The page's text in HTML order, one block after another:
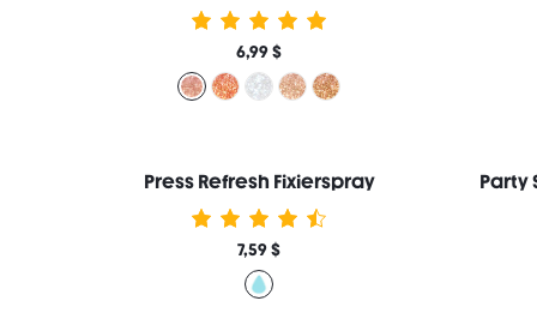
6,99 $
Press Refresh Fixierspray
7,59 $